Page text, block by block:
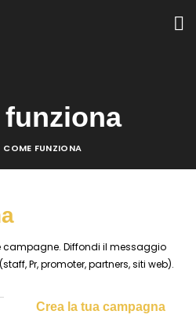
funziona
COME FUNZIONA
campagne. Diffondi il messaggio
Pr, promoter, partners, siti web).
Crea la tua campagna